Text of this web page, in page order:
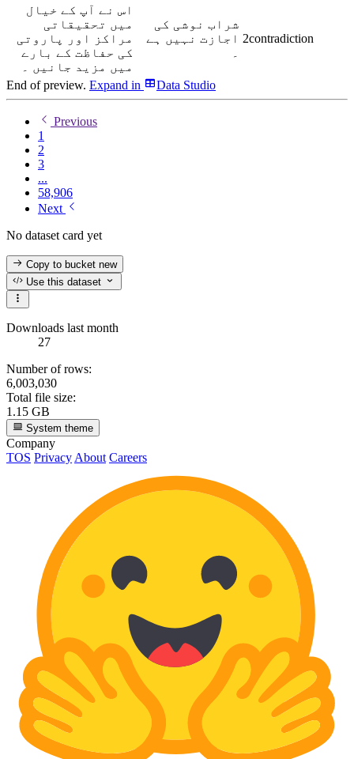
اس نے آپ کے خیال
میں تحقیقاتی
مراکز اور پاروتی
کی حفاظت کے بارے
میں مزید جانیں ۔
شراب نوشی کی
اجازت نہیں ہے 2contradiction
End of preview. Expand in Data Studio
Previous
1
2
3
...
58,906
Next
No dataset card yet
Copy to bucketnew
Use this dataset
Downloads last month
27
Number of rows:
6,003,030
Total file size:
1.15 GB
System theme
Company
TOS Privacy About Careers